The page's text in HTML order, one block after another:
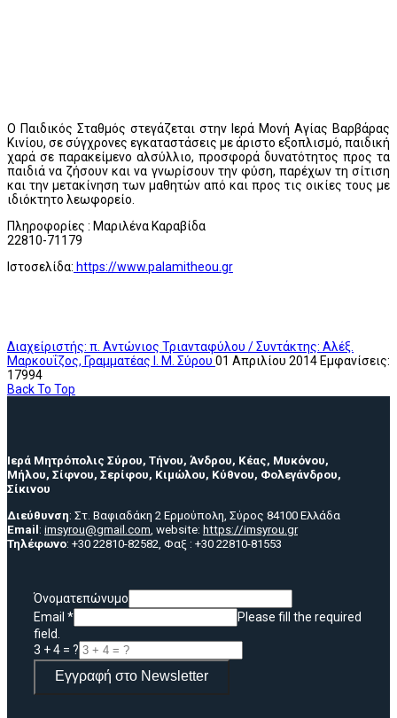
Ο Παιδικός Σταθμός στεγάζεται στην Ιερά Μονή Αγίας Βαρβάρας
Κινίου, σε σύγχρονες εγκαταστάσεις με άριστο εξοπλισμό, παιδική
χαρά σε παρακείμενο αλσύλλιο, προσφορά δυνατότητος προς τα
παιδιά να ζήσουν και να γνωρίσουν την φύση, παρέχων τη σίτιση
και την μετακίνηση των μαθητών από και προς τις οικίες τους με
ιδιόκτητο λεωφορείο.
Πληροφορίες : Μαριλένα Καραβίδα
22810-71179
Ιστοσελίδα: https://www.palamitheou.gr
Διαχείριστής: π. Αντώνιος Τριανταφύλου / Συντάκτης: Αλέξ.
Μαρκουΐζος, Γραμματέας Ι. Μ. Σύρου 01 Απριλίου 2014 Εμφανίσεις:
17994
Back To Top
Ιερά Μητρόπολις Σύρου, Τήνου, Άνδρου, Κέας, Μυκόνου,
Μήλου, Σίφνου, Σερίφου, Κιμώλου, Κύθνου, Φολεγάνδρου,
Σίκινου
Διεύθυνση: Στ. Βαφιαδάκη 2 Ερμούπολη, Σύρος 84100 Ελλάδα
Email : imsyrou@gmail.com, website: https://imsyrou.gr
Τηλέφωνο: +30 22810-82582, Φαξ : +30 22810-81553
Όνοματεπώνυμο
Email *
Please fill the required
field.
3 + 4 = ?
Εγγραφή στο Newsletter